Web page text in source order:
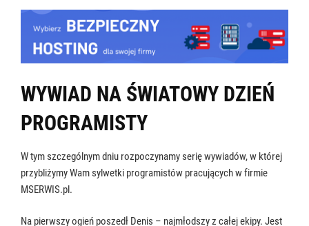
WYWIAD NA ŚWIATOWY DZIEŃ
PROGRAMISTY
W tym szczególnym dniu rozpoczynamy serię wywiadów, w której
przybliżymy Wam sylwetki programistów pracujących w firmie
MSERWIS.pl.
Na pierwszy ogień poszedł Denis – najmłodszy z całej ekipy. Jest